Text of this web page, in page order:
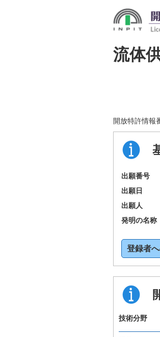
流体
開放特許情報
出願番号
出願日
出願人
発明の名称
登録者
技術分野